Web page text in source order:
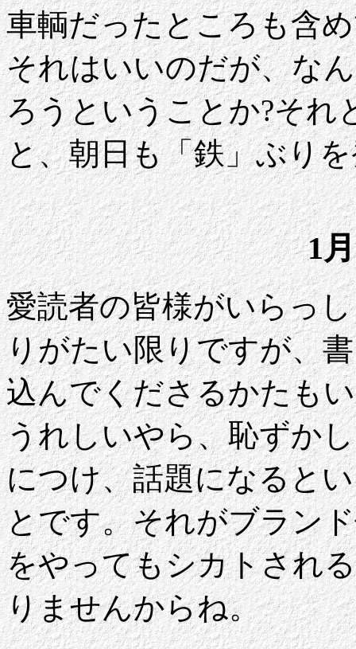
車輌だったところも含
それはいいのだが、な
ろうということか?それ
と、朝日も「鉄」ぶり
1
愛読者の皆様がいらっ
りがたい限りですが、
込んでくださるかたも
うれしいやら、恥ずか
につけ、話題になると
とです。それがブラン
をやってもシカトされ
りませんからね。